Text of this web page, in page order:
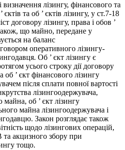
лізингу, фінансового та
та об ’ єктів лізингу, у ст.7-18
договору лізингу, права і обов ’
що майно, передане у
на баланс
оперативного лізингу-
Об ’ єкт лізингу є
усього строку дії договору
об ’ єкт фінансового лізингу
після сплати повної вартості
лізингоодержувача,
майна, об ’ єкт лізингу
майна лізингоодержувача і
Закон розглядає також
щодо лізингових операцій,
акцизного збору при
тощо.